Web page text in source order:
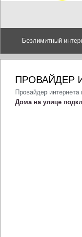
Безлимитный
ПРОВАЙДЕР
Провайдер
Дома на улице